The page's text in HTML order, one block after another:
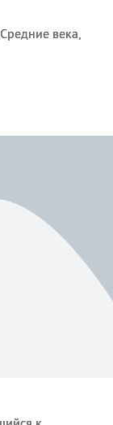
века,